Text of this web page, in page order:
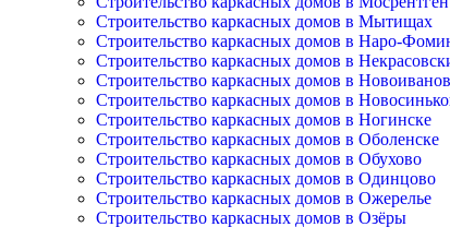
Строительство каркасных домов в Мытищах
Строительство каркасных домов в Наро-
Строительство каркасных домов в
Строительство каркасных домов в
Строительство каркасных домов в
Строительство каркасных домов в Ногинске
Строительство каркасных домов в Оболенске
Строительство каркасных домов в Обухово
Строительство каркасных домов в Одинцово
Строительство каркасных домов в Ожерелье
Строительство каркасных домов в Озёры